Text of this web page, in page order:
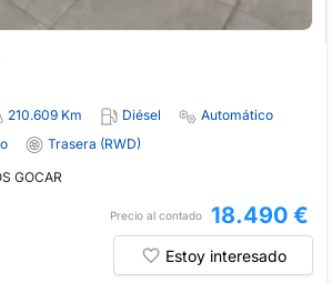
210.609 Km Diésel
Automático
Trasera (RWD)
GOCAR
Precio al contado 18.490 €
Estoy interesado